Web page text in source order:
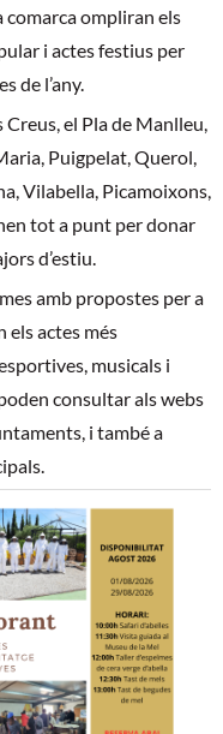
comarca ompliran els
i actes festius per
de l’any.
el Pla de Manlleu,
Puigpelat, Querol,
Vilabella, Picamoixons,
tot a punt per donar
d’estiu.
amb propostes per a
els actes més
musicals i
consultar als webs
i també a